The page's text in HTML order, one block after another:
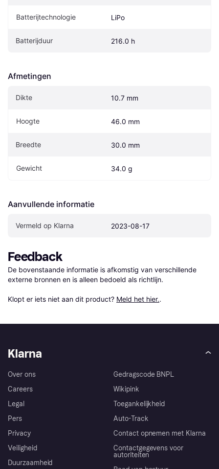
Batterijtechnologie LiPo
Batterijduur 216.0 h
Afmetingen
Dikte 10.7 mm
Hoogte 46.0 mm
Breedte 30.0 mm
Gewicht 34.0 g
Aanvullende informatie
Vermeld op Klarna 2023-08-17
Feedback
De bovenstaande informatie is afkomstig van verschillende
externe bronnen en is alleen bedoeld als richtlijn.
Klopt er iets niet aan dit product? Meld het hier..
Klarna
Over ons
Careers
Legal
Pers
Privacy
Veiligheid
Duurzaamheid
Gedragscode BNPL
Wikipink
Toegankelijkheid
Auto-Track
Contact opnemen met Klarna
Contactgegevens voor
autoriteiten